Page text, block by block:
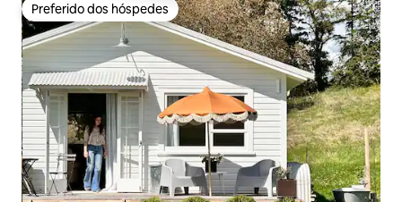
Preferido dos hóspedes
Preferido dos hóspedes